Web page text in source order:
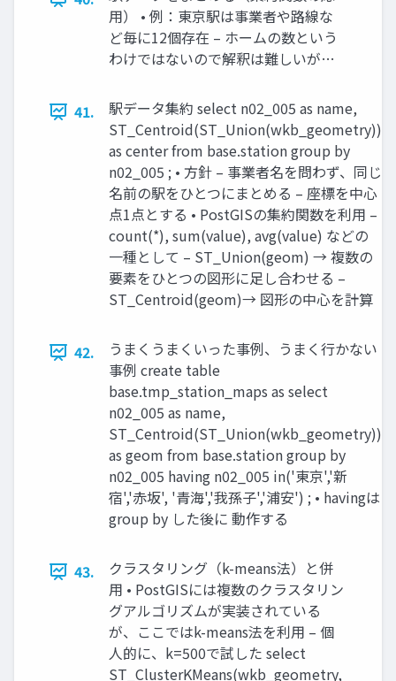
用） • 例：東京駅は事業者や路線な
ど毎に12個存在 – ホームの数という
わけではないので解釈は難しいが…
41.
駅データ集約 select n02_005 as name,
ST_Centroid(ST_Union(wkb_geometry))
as center from base.station group by
n02_005 ; • 方針 – 事業者名を問わず、同じ
名前の駅をひとつにまとめる – 座標を中心
点1点とする • PostGISの集約関数を利用 –
count(*), sum(value), avg(value) などの
一種として – ST_Union(geom) → 複数の
要素をひとつの図形に足し合わせる –
ST_Centroid(geom)→ 図形の中心を計算
42.
うまくうまくいった事例、うまく行かない
事例 create table
base.tmp_station_maps as select
n02_005 as name,
ST_Centroid(ST_Union(wkb_geometry))
as geom from base.station group by
n02_005 having n02_005 in('東京','新
宿','赤坂', '青海','我孫子','浦安') ; • havingは
group by した後に 動作する
43.
クラスタリング（k-means法）と併
用 • PostGISには複数のクラスタリン
グアルゴリズムが実装されている
が、ここではk-means法を利用 – 個
人的に、k=500で試した select
ST_ClusterKMeans(wkb_geometry,